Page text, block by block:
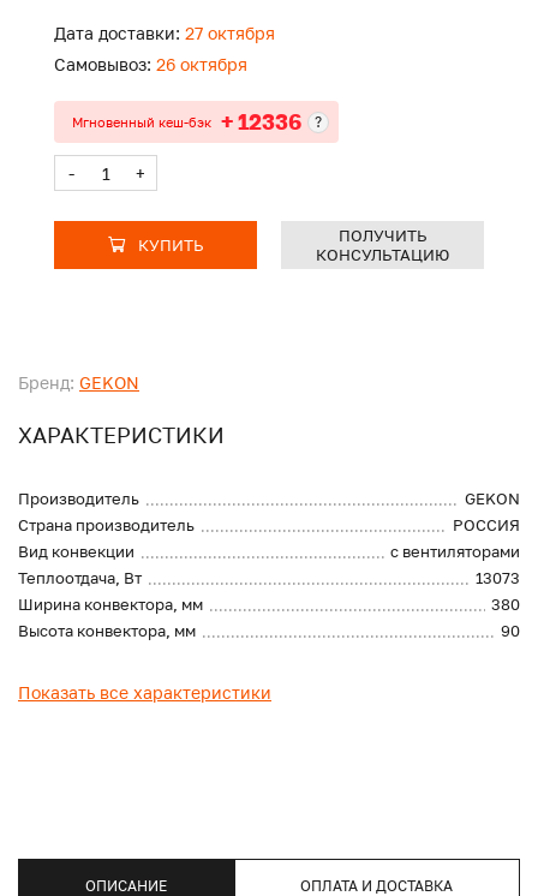
Бренд: GEKON
ХАРАКТЕРИСТИКИ
Производитель
GEKON
Страна производитель
РОССИЯ
Вид конвекции
с вентиляторами
Теплоотдача, Вт
13073
Ширина конвектора, мм
380
Высота конвектора, мм
90
Показать все характеристики
Дата доставки: 27 октября
Самовывоз: 26 октября
Мгновенный кеш-бэк + 12336 ?
- +
КУПИТЬ
ПОЛУЧИТЬ
КОНСУЛЬТАЦИЮ
ОПИСАНИЕ ОПЛАТА И ДОСТАВКА